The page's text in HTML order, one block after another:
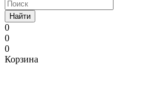
Найти
0
0
0
Корзина